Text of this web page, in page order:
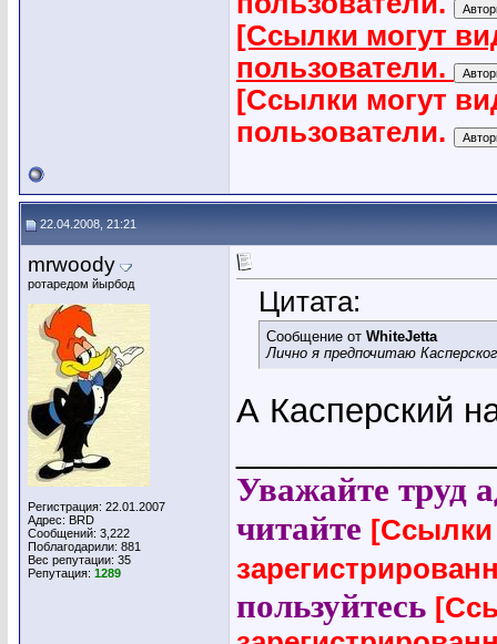
[Ссылки могут
пользователи.
[Ссылки могут
пользователи.
22.04.2008, 21:21
mrwoody
ротаредом йырбод
Регистрация: 22.01.2007
Адрес: BRD
Сообщений: 3,222
Поблагодарили: 881
Вес репутации: 35
Репутация: 1289
Цитата:
Сообщение от WhiteJetta
Лично я предпочитаю
А Касперский
Уважайте труд
читайте [Ссылки
пользуйтесь